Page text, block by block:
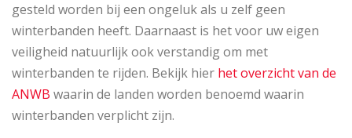
gesteld worden bij een ongeluk als u zelf geen
winterbanden heeft. Daarnaast is het voor uw eigen
veiligheid natuurlijk ook verstandig om met
winterbanden te rijden. Bekijk hier het overzicht van de
ANWB waarin de landen worden benoemd waarin
winterbanden verplicht zijn.